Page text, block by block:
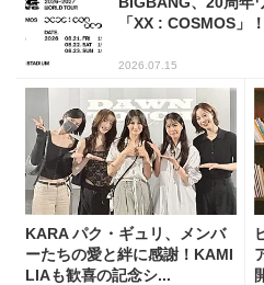
「XX : COSMOS」
2026.07.15
KARA パク・ギュリ、メンバ
ーたちの愛と絆に感謝！KAMI
LIAも歓喜の記念シ...